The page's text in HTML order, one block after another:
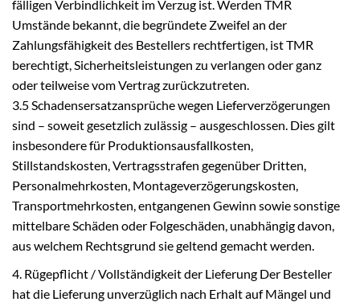
fälligen Verbindlichkeit im Verzug ist. Werden TMR
Umstände bekannt, die begründete Zweifel an der
Zahlungsfähigkeit des Bestellers rechtfertigen, ist TMR
berechtigt, Sicherheitsleistungen zu verlangen oder ganz
oder teilweise vom Vertrag zurückzutreten.
3.5 Schadensersatzansprüche wegen Lieferverzögerungen
sind – soweit gesetzlich zulässig – ausgeschlossen. Dies gilt
insbesondere für Produktionsausfallkosten,
Stillstandskosten, Vertragsstrafen gegenüber Dritten,
Personalmehrkosten, Montageverzögerungskosten,
Transportmehrkosten, entgangenen Gewinn sowie sonstige
mittelbare Schäden oder Folgeschäden, unabhängig davon,
aus welchem Rechtsgrund sie geltend gemacht werden.
4. Rügepflicht / Vollständigkeit der Lieferung Der Besteller
hat die Lieferung unverzüglich nach Erhalt auf Mängel und